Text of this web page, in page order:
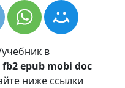
в
fb2epub mobi doc
ниже ссылки